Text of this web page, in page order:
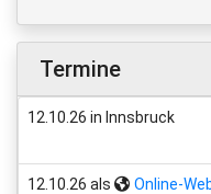
Termine
12.10.26 in Innsbruck
12.10.26 als Online-